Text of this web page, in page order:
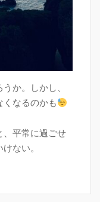
か。しかし、
なるのかも
、平常に過ごせ
ない。